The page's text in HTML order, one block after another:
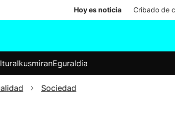
Hoy es noticia Cribado de
Elecciones
IkusmiranEguraldia
Sociedad